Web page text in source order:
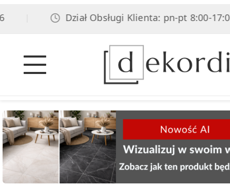
| Dział Obsługi Klienta: pn-pt 8:00-17:00,